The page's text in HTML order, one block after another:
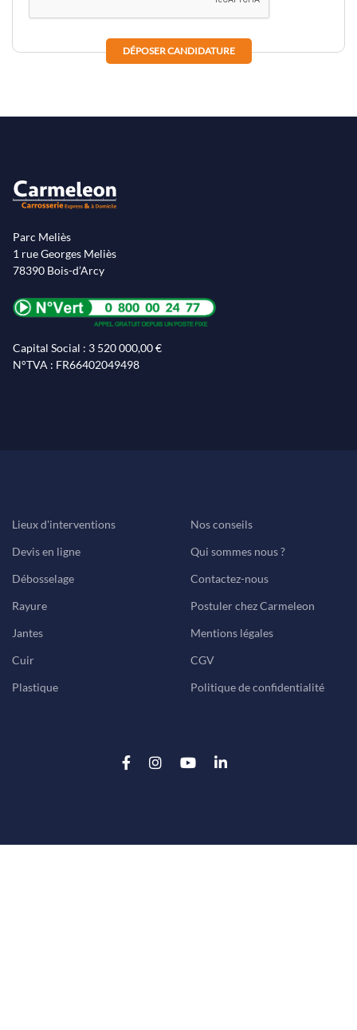
DÉPOSER CANDIDATURE
Parc Meliès
1 rue Georges Meliès
78390 Bois-d’Arcy
Capital Social : 3 520 000,00 €
N°TVA : FR66402049498
Lieux d'interventions
Devis en ligne
Débosselage
Rayure
Jantes
Cuir
Plastique
Nos conseils
Qui sommes nous ?
Contactez-nous
Postuler chez Carmeleon
Mentions légales
CGV
Politique de confidentialité